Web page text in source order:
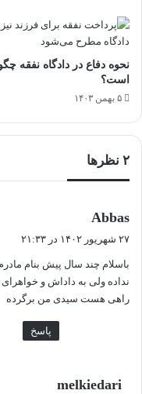
نحوه دفاع در دادگاه نفقه
است؟
۵ بهمن ۱۴۰۳
‫۲ نظرها
Abbas
:
۲۷ شهریور ۱۴۰۲ در ۲۱:۳۳
باسلام چند سال پیش بنام
نداده ولی به داداش و
راهی هست سیدی من برگرده
پاسخ
melkiedari